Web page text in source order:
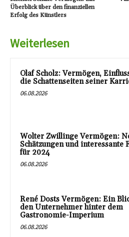
Überblick über den finanziellen
Erfolg des Künstlers
Weiterlesen
Olaf Scholz: Vermögen,
die Schattenseiten seiner
06.08.2026
Wolter Zwillinge Vermögen:
Schätzungen und interessante
für 2024
06.08.2026
René Dosts Vermögen: Ein
den Unternehmer hinter dem
Gastronomie-Imperium
06.08.2026